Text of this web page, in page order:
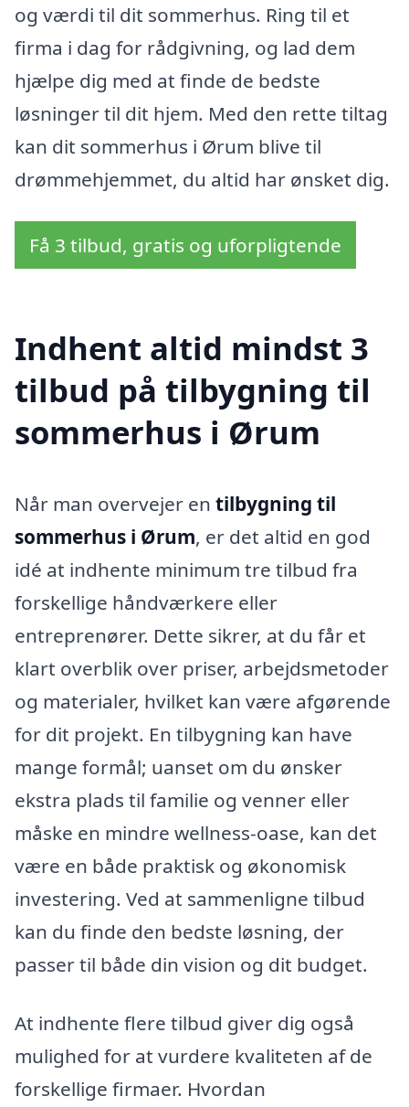
og værdi til dit sommerhus. Ring til et
firma i dag for rådgivning, og lad dem
hjælpe dig med at finde de bedste
løsninger til dit hjem. Med den rette tiltag
kan dit sommerhus i Ørum blive til
drømmehjemmet, du altid har ønsket dig.
Få 3 tilbud, gratis og uforpligtende
Indhent altid mindst 3
tilbud på tilbygning til
sommerhus i Ørum
Når man overvejer en tilbygning til
sommerhus i Ørum, er det altid en god
idé at indhente minimum tre tilbud fra
forskellige håndværkere eller
entreprenører. Dette sikrer, at du får et
klart overblik over priser, arbejdsmetoder
og materialer, hvilket kan være afgørende
for dit projekt. En tilbygning kan have
mange formål; uanset om du ønsker
ekstra plads til familie og venner eller
måske en mindre wellness-oase, kan det
være en både praktisk og økonomisk
investering. Ved at sammenligne tilbud
kan du finde den bedste løsning, der
passer til både din vision og dit budget.
At indhente flere tilbud giver dig også
mulighed for at vurdere kvaliteten af de
forskellige firmaer. Hvordan